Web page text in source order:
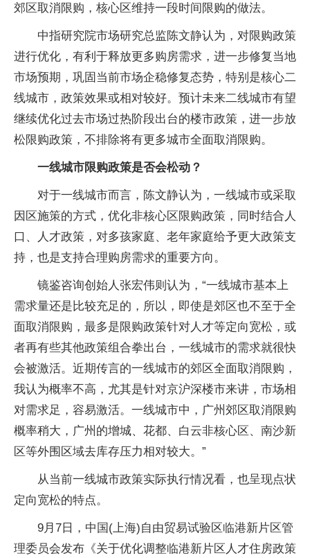
郊区取消限购，核心区维持一段时间限购的做法。
中指研究院市场研究总监陈文静认为，对限购政策
进行优化，有利于释放更多购房需求，进一步修复当地
市场预期，巩固当前市场企稳修复态势，特别是核心二
线城市，政策效果或相对较好。预计未来二线城市有望
继续优化过去市场过热阶段出台的楼市政策，进一步放
松限购政策，不排除将有更多城市全面取消限购。
一线城市限购政策是否会松动？
对于一线城市而言，陈文静认为，一线城市或采取
因区施策的方式，优化非核心区限购政策，同时结合人
口、人才政策，对多孩家庭、老年家庭给予更大政策支
持，也是支持合理购房需求的重要方向。
镜鉴咨询创始人张宏伟则认为，“一线城市基本上
需求量还是比较充足的，所以，即使是郊区也不至于全
面取消限购，最多是限购政策针对人才等定向宽松，或
者再有些其他政策组合拳出台，一线城市的需求就很快
会被激活。近期传言的一线城市的郊区全面取消限购，
我认为概率不高，尤其是针对京沪深楼市来讲，市场相
对需求足，容易激活。一线城市中，广州郊区取消限购
概率稍大，广州的增城、花都、白云非核心区、南沙新
区等外围区域去库存压力相对较大。”
从当前一线城市政策实际执行情况看，也呈现点状
定向宽松的特点。
9月7日，中国(上海)自由贸易试验区临港新片区管
理委员会发布《关于优化调整临港新片区人才住房政策